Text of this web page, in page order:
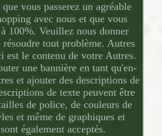
vous passerez un agréable
avec nous et que vous
100%. Veuillez nous donner
tout problème. Autres
est le contenu de votre Autres.
une bannière en tant qu'en-
et ajouter des descriptions de
de texte peuvent être
de police, de couleurs de
et même de graphiques et
également acceptés.